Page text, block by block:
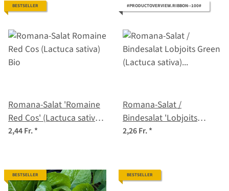
BESTSELLER
Romana-Salat 'Romaine
Red Cos' (Lactuca sativa)
Bio
2,44 Fr.*
#PRODUCTOVERVIEW.RIBBON--100#
Romana-Salat /
Bindesalat 'Lobjoits
Green' (Lactuca sativa)
2,26 Fr.*
BESTSELLER BESTSELLER